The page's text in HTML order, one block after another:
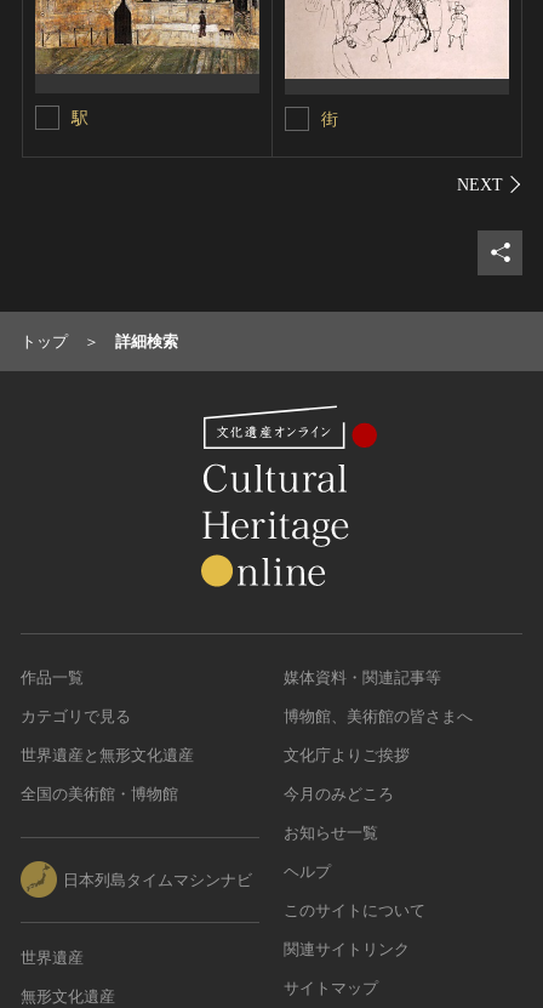
駅 街
シェ
トップ 詳細検索
作品一覧
カテゴリで見る
世界遺産と無形文化遺産
全国の美術館・博物館
日本列島タイムマシンナビ
世界遺産
無形文化遺産
媒体資料・関連記事等
博物館、美術館の皆さまへ
文化庁よりご挨拶
今月のみどころ
お知らせ一覧
ヘルプ
このサイトについて
関連サイトリンク
サイトマップ